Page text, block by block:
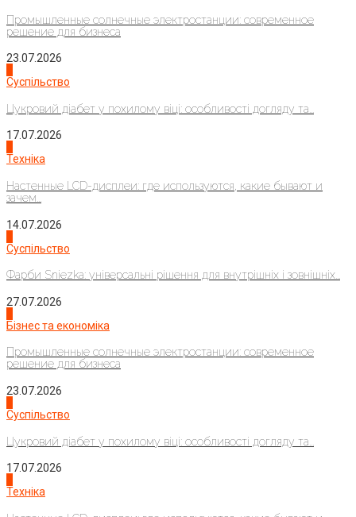
Промышленные солнечные электростанции: современное
решение для бизнеса
23.07.2026
Суспільство
Цукровий діабет у похилому віці: особливості догляду та...
17.07.2026
Техніка
Настенные LCD-дисплеи: где используются, какие бывают и
зачем...
14.07.2026
Суспільство
Фарби Sniezka: універсальні рішення для внутрішніх і зовнішніх...
27.07.2026
Бізнес та економіка
Промышленные солнечные электростанции: современное
решение для бизнеса
23.07.2026
Суспільство
Цукровий діабет у похилому віці: особливості догляду та...
17.07.2026
Техніка